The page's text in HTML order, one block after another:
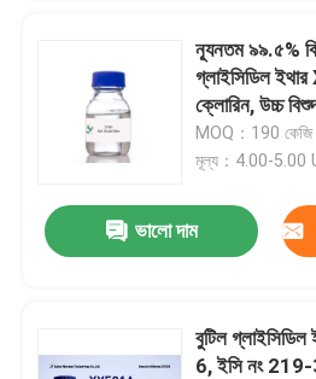
ন্যূনতম ৯৯.৫%
গ্লাইসিডিল
ক্লোরিন, উচ্চ
পলিমার এবং
MOQ：190 কেজি
মূল্য：4.00-5.00
ভালো দাম
বুটিল
6, ইসি নং